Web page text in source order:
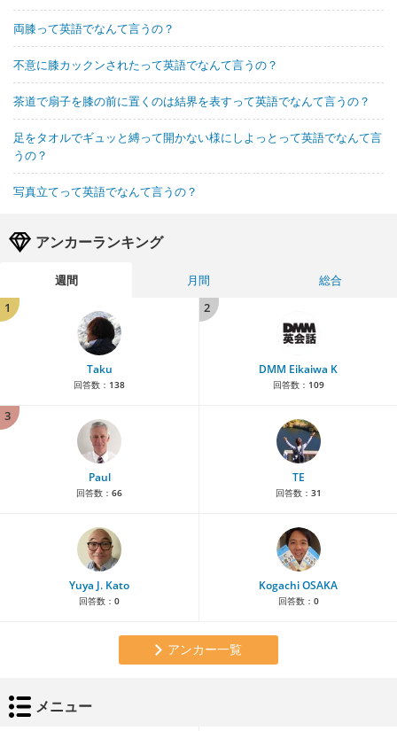
両膝って英語でなんて言うの？
不意に膝カックンされたって英語でなんて言うの？
茶道で扇子を膝の前に置くのは結界を表すって英語でなんて言うの？
足をタオルでギュッと縛って開かない様にしよっとって英語でなんて言
うの？
写真立てって英語でなんて言うの？
アンカーランキング
週間 月間
総合
1
Taku
回答数： 138
2
DMM Eikaiwa K
回答数： 109
3
Paul
回答数： 66
TE
回答数： 31
Yuya J. Kato
回答数： 0
Kogachi OSAKA
回答数： 0
アンカー一覧
メニュー